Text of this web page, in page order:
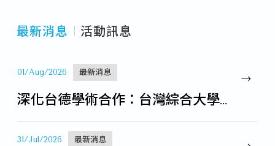
最新消息 活動訊息
成大「踏溯台南」課程8/31校際選
01/Aug/2026 最新消息
深化台德學術合作：台灣綜合大學
系統與德國九大工業大學聯盟攜手
共創人才培育新里程
31/Jul/2026 最新消息
11/Jul/2024
活
訊
息